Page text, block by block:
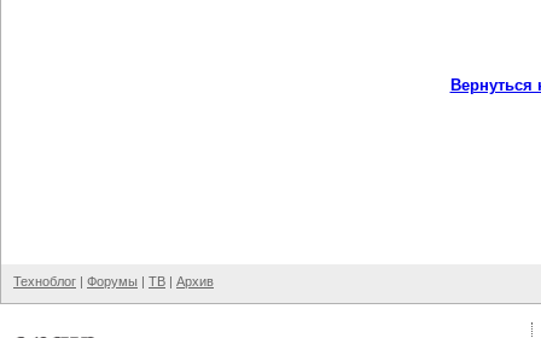
Вернуться
Техноблог | Форумы | ТВ | Архив